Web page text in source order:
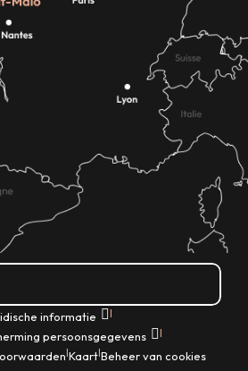
informatie |
persoonsgegevens |
|Kaart|Beheer van cookies